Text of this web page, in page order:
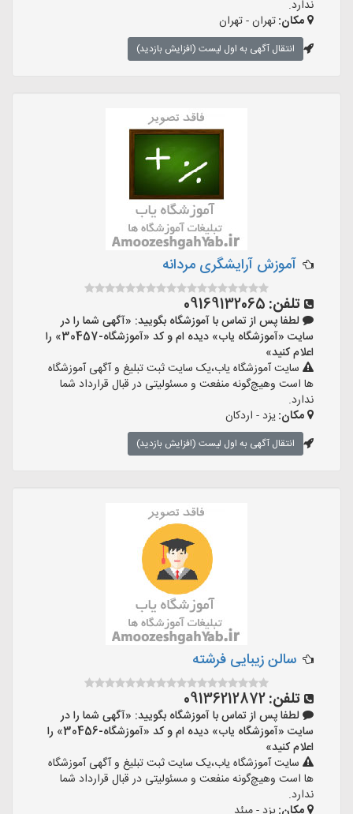
مکان:تهران - تهران
انتقال آگهی به اول لیست (افزایش بازدید)
آموزش آرایشگری مردانه
تلفن:09169132065
لطفا پس از تماس با آموزشگاه بگویید: «آگهی شما را در
سایت «آموزشگاه یاب» دیده ام و کد «آموزشگاه-30457» را
اعلام کنید»
سایت آموزشگاه یاب،یک سایت ثبت تبلیغ و آگهی آموزشگاه
ها است وهیچ‌گونه منفعت و مسئولیتی در قبال قرارداد شما
مکان:یزد - اردکان
انتقال آگهی به اول لیست (افزایش بازدید)
سالن زیبایی فرشته
تلفن:09136212872
لطفا پس از تماس با آموزشگاه بگویید: «آگهی شما را در
سایت «آموزشگاه یاب» دیده ام و کد «آموزشگاه-30456» را
اعلام کنید»
سایت آموزشگاه یاب،یک سایت ثبت تبلیغ و آگهی آموزشگاه
ها است وهیچ‌گونه منفعت و مسئولیتی در قبال قرارداد شما